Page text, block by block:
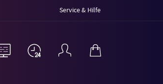
Service & Hilfe